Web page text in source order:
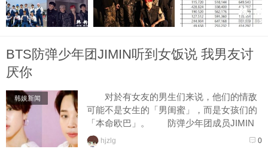
BTS防弹少年团JIMIN听到女饭说 我男友讨
厌你
韩娱新闻
对於有女友的男生们来说，他们的情敌
可能不是女生的「男闺蜜」，而是女孩们的
「本命欧巴」。 防弹少年团成员JIMIN
收到了女粉丝的留言，上面写著：「我男友
很讨哥哥，我可以没...
0
hjzlg